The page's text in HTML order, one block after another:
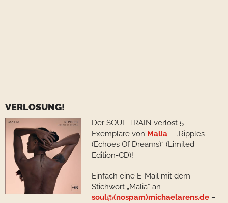
VERLOSUNG!
Der SOUL TRAIN verlost 5
Exemplare von Malia – „Ripples
(Echoes Of Dreams)“ (Limited
Edition-CD)!
Einfach eine E-Mail mit dem
Stichwort „Malia“ an
soul@(nospam)michaelarens.de –